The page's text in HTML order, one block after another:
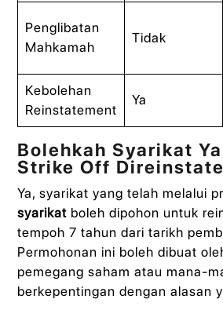
Penglibatan
Mahkamah
Tidak
Kebolehan
Reinstatement
Ya
Bolehkah Syarikat
Strike Off
Ya, syarikat yang telah melalui
syarikat boleh dipohon untuk
tempoh 7 tahun dari tarikh
Permohonan ini boleh dibuat
pemegang saham atau mana-
berkepentingan dengan alasan